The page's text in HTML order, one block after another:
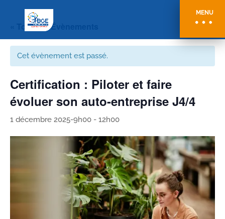
MENU
« Tous les Évènements
Cet évènement est passé.
Certification : Piloter et faire
évoluer son auto-entreprise J4/4
1 décembre 2025-9h00 - 12h00